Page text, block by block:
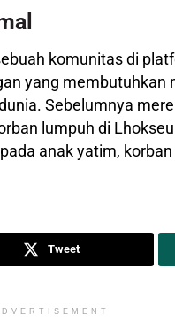
komunitas di
yang membutuhkan
Sebelumnya
lumpuh di
anak yatim,
Tweet